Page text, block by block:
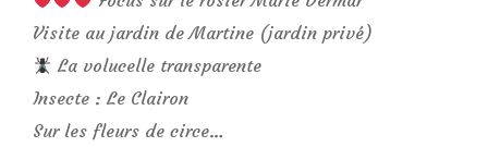
Visite au jardin de Martine (jardin privé)
La volucelle transparente
Insecte : Le Clairon
Sur les fleurs de circe…